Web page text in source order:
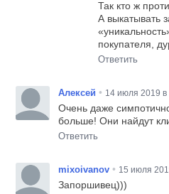
Так кто ж
А выкатывать
покупателя,
Ответить
Алексей • 14 июля 2019 в
Очень даже
больше! Они найдут
Ответить
mixoivanov • 15 июля
Запоршивец)))